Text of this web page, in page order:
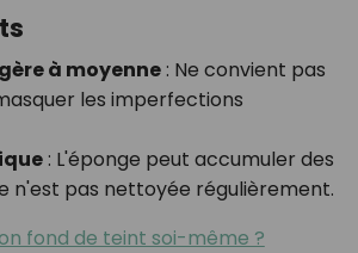
à moyenne: Ne convient pas
les imperfections
: L'éponge peut accumuler des
n'est pas nettoyée régulièrement.
fond de teint soi-même ?